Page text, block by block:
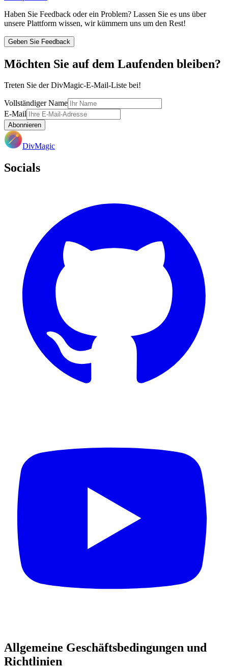
Haben Sie Feedback oder ein Problem? Lassen Sie es uns über
unsere Plattform wissen, wir kümmern uns um den Rest!
Geben Sie Feedback
Möchten Sie auf dem Laufenden bleiben?
Treten Sie der DivMagic-E-Mail-Liste bei!
Vollständiger Name
E-Mail
Abonnieren
DivMagic
Socials
Allgemeine Geschäftsbedingungen und
Richtlinien